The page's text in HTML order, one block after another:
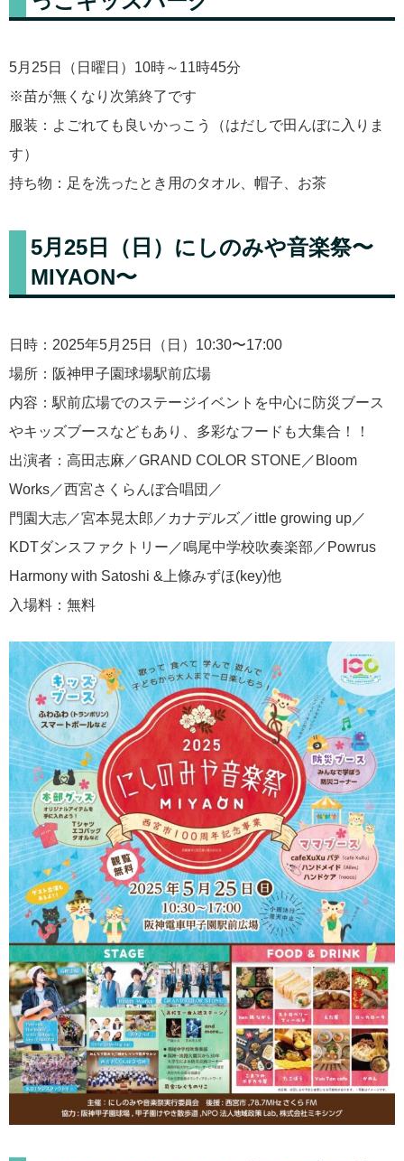
5月25日（日曜日）10時～11時45分
※苗が無くなり次第終了です
服装：よごれても良いかっこう（はだしで田んぼに入りま
す）
持ち物：足を洗ったとき用のタオル、帽子、お茶
5月25日（日）にしのみや⾳楽祭〜
MIYAON〜
日時：2025年5月25日（日）10:30〜17:00
場所：阪神甲子園球場駅前広場
内容：駅前広場でのステージイベントを中心に防災ブース
やキッズブースなどもあり、多彩なフードも大集合！！
出演者：高田志麻／GRAND COLOR STONE／Bloom
Works／西宮さくらんぼ合唱団／
門園大志／宮本晃太郎／カナデルズ／ittle growing up／
KDTダンスファクトリー／鳴尾中学校吹奏楽部／Powrus
Harmony with Satoshi &上條みずほ(key)他
入場料：無料